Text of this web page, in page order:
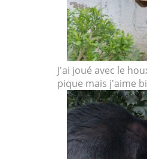
J'ai joué avec le
pique mais j'aime